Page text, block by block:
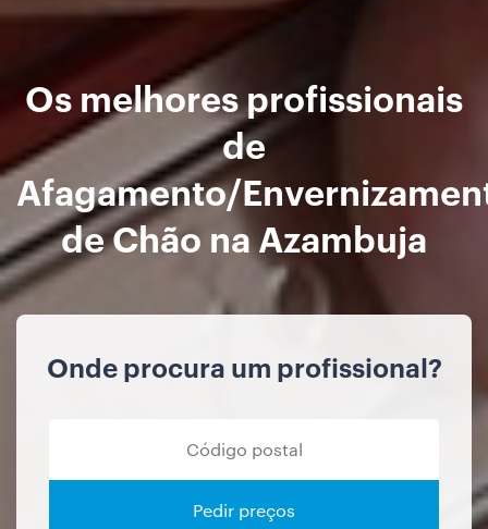
Os melhores profissionais
de
Afagamento/
de Chão na Azambuja
Onde procura um profissional?
Pedir preços